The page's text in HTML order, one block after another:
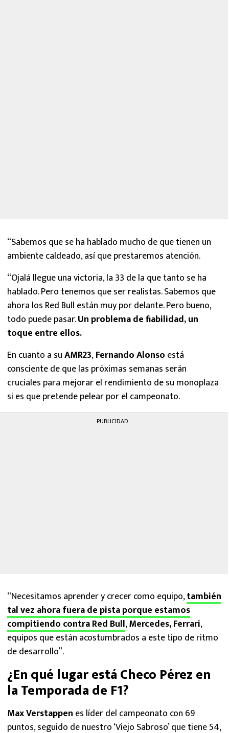
“Sabemos que se ha hablado mucho de que tienen un
ambiente caldeado, así que prestaremos atención.
“Ojalá llegue una victoria, la 33 de la que tanto se ha
hablado. Pero tenemos que ser realistas. Sabemos que
ahora los Red Bull están muy por delante. Pero bueno,
todo puede pasar.Un problema de fiabilidad, un
toque entre ellos.
En cuanto a suAMR23,Fernando Alonso está
consciente de que las próximas semanas serán
cruciales para mejorar el rendimiento de su monoplaza
si es que pretende pelear por el campeonato.
PUBLICIDAD
“Necesitamos aprender y crecer como equipo,también
tal vez ahora fuera de pista porque estamos
compitiendo contra Red Bull,Mercedes, Ferrari,
equipos que están acostumbrados a este tipo de ritmo
de desarrollo”.
¿En qué lugar está Checo Pérez en
la Temporada de F1?
Max Verstappen es líder del campeonato con 69
puntos, seguido de nuestro ‘Viejo Sabroso’ que tiene 54,